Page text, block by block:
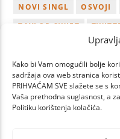
Kako bi Vam omogućili bolje
sadržaja ova web stranica
PRIHVAĆAM SVE slažete se s
Vaša prethodna suglasnost, a
Politiku korištenja kolačića.
NOVI SINGL
OSVOJI
TAYLOR SWIFT